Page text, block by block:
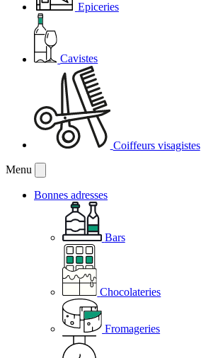
Epiceries
Cavistes
Coiffeurs visagistes
Menu
Bonnes adresses
Bars
Chocolateries
Fromageries